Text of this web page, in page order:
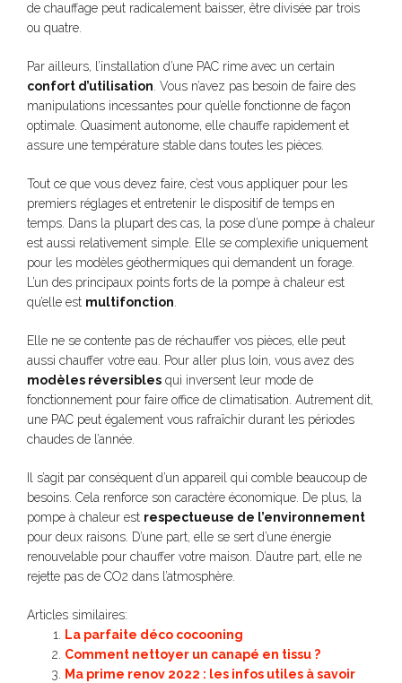
de chauffage peut radicalement baisser, être divisée par trois
ou quatre.
Par ailleurs, l’installation d’une PAC rime avec un certain
confort d’utilisation. Vous n’avez pas besoin de faire des
manipulations incessantes pour qu’elle fonctionne de façon
optimale. Quasiment autonome, elle chauffe rapidement et
assure une température stable dans toutes les pièces.
Tout ce que vous devez faire, c’est vous appliquer pour les
premiers réglages et entretenir le dispositif de temps en
temps. Dans la plupart des cas, la pose d’une pompe à chaleur
est aussi relativement simple. Elle se complexifie uniquement
pour les modèles géothermiques qui demandent un forage.
L’un des principaux points forts de la pompe à chaleur est
qu’elle est multifonction.
Elle ne se contente pas de réchauffer vos pièces, elle peut
aussi chauffer votre eau. Pour aller plus loin, vous avez des
modèles réversibles qui inversent leur mode de
fonctionnement pour faire office de climatisation. Autrement dit,
une PAC peut également vous rafraîchir durant les périodes
chaudes de l’année.
Il s’agit par conséquent d’un appareil qui comble beaucoup de
besoins. Cela renforce son caractère économique. De plus, la
pompe à chaleur est respectueuse de l’environnement
pour deux raisons. D’une part, elle se sert d’une énergie
renouvelable pour chauffer votre maison. D’autre part, elle ne
rejette pas de CO2 dans l’atmosphère.
Articles similaires:
La parfaite déco cocooning
Comment nettoyer un canapé en tissu ?
Ma prime renov 2022 : les infos utiles à savoir